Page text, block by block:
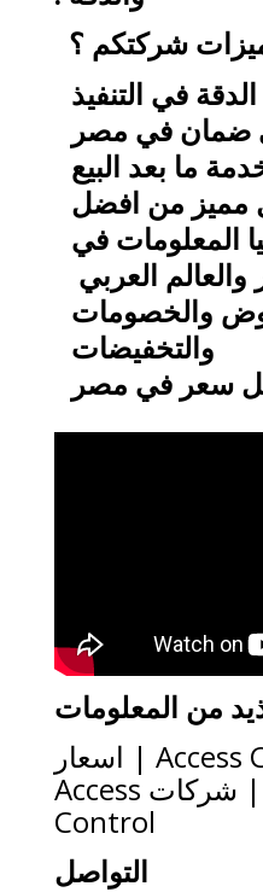
شركتكم ؟
الدقة في التنفيذ
ضمان في مصر
ما بعد البيع
مميز من افضل
المعلومات في
العربي
والخصومات
والتخفيضات
سعر في مصر
من المعلومات
اسعار Access Control | اسعار
Access Door | شركات Access
Control
التواصل